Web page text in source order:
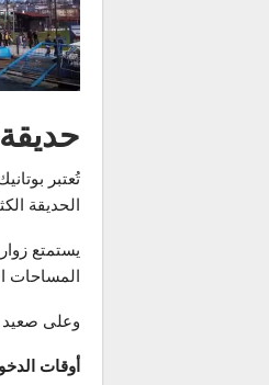
تُعتبر
الحديقة
يستمتع
المساحات
وعلى صعيد
أوقات الدخول إلى